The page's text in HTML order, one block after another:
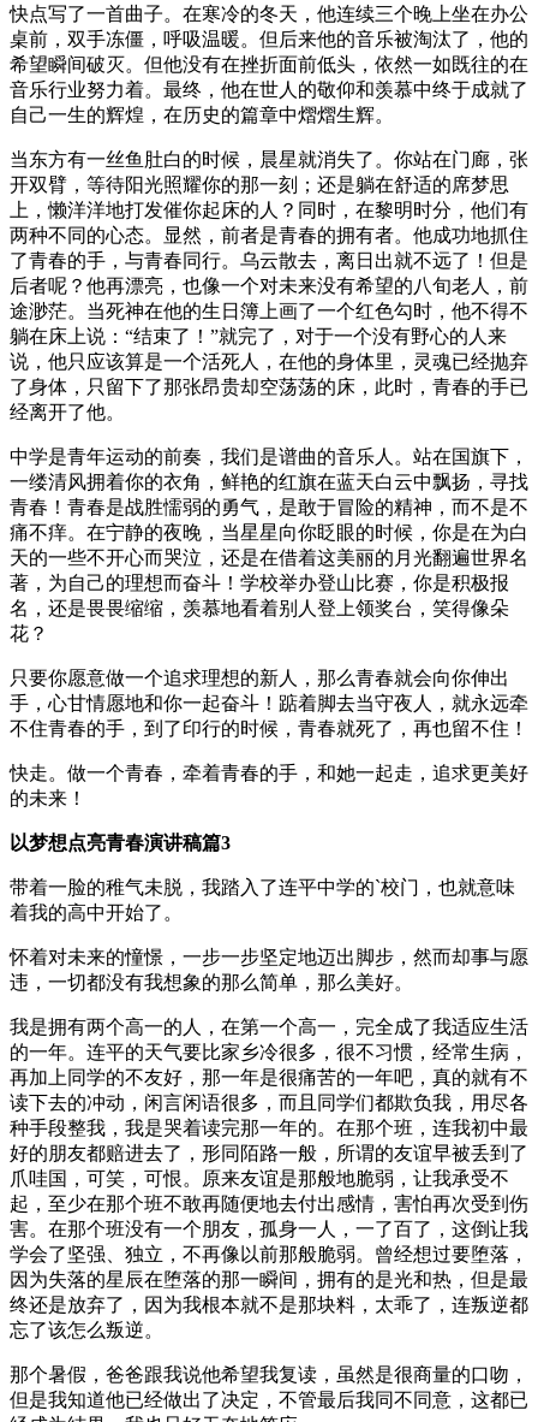
快点写了一首曲子。在寒冷的冬天，他连续三个晚上坐在办公
桌前，双手冻僵，呼吸温暖。但后来他的音乐被淘汰了，他的
希望瞬间破灭。但他没有在挫折面前低头，依然一如既往的在
音乐行业努力着。最终，他在世人的敬仰和羡慕中终于成就了
自己一生的辉煌，在历史的篇章中熠熠生辉。
当东方有一丝鱼肚白的时候，晨星就消失了。你站在门廊，张
开双臂，等待阳光照耀你的那一刻；还是躺在舒适的席梦思
上，懒洋洋地打发催你起床的人？同时，在黎明时分，他们有
两种不同的心态。显然，前者是青春的拥有者。他成功地抓住
了青春的手，与青春同行。乌云散去，离日出就不远了！但是
后者呢？他再漂亮，也像一个对未来没有希望的八旬老人，前
途渺茫。当死神在他的生日簿上画了一个红色勾时，他不得不
躺在床上说：“结束了！”就完了，对于一个没有野心的人来
说，他只应该算是一个活死人，在他的身体里，灵魂已经抛弃
了身体，只留下了那张昂贵却空荡荡的床，此时，青春的手已
经离开了他。
中学是青年运动的前奏，我们是谱曲的音乐人。站在国旗下，
一缕清风拥着你的衣角，鲜艳的红旗在蓝天白云中飘扬，寻找
青春！青春是战胜懦弱的勇气，是敢于冒险的精神，而不是不
痛不痒。在宁静的夜晚，当星星向你眨眼的时候，你是在为白
天的一些不开心而哭泣，还是在借着这美丽的月光翻遍世界名
著，为自己的理想而奋斗！学校举办登山比赛，你是积极报
名，还是畏畏缩缩，羡慕地看着别人登上领奖台，笑得像朵
花？
只要你愿意做一个追求理想的新人，那么青春就会向你伸出
手，心甘情愿地和你一起奋斗！踮着脚去当守夜人，就永远牵
不住青春的手，到了印行的时候，青春就死了，再也留不住！
快走。做一个青春，牵着青春的手，和她一起走，追求更美好
的未来！
以梦想点亮青春演讲稿篇3
带着一脸的稚气未脱，我踏入了连平中学的`校门，也就意味
着我的高中开始了。
怀着对未来的憧憬，一步一步坚定地迈出脚步，然而却事与愿
违，一切都没有我想象的那么简单，那么美好。
我是拥有两个高一的人，在第一个高一，完全成了我适应生活
的一年。连平的天气要比家乡冷很多，很不习惯，经常生病，
再加上同学的不友好，那一年是很痛苦的一年吧，真的就有不
读下去的冲动，闲言闲语很多，而且同学们都欺负我，用尽各
种手段整我，我是哭着读完那一年的。在那个班，连我初中最
好的朋友都赔进去了，形同陌路一般，所谓的友谊早被丢到了
爪哇国，可笑，可恨。原来友谊是那般地脆弱，让我承受不
起，至少在那个班不敢再随便地去付出感情，害怕再次受到伤
害。在那个班没有一个朋友，孤身一人，一了百了，这倒让我
学会了坚强、独立，不再像以前那般脆弱。曾经想过要堕落，
因为失落的星辰在堕落的那一瞬间，拥有的是光和热，但是最
终还是放弃了，因为我根本就不是那块料，太乖了，连叛逆都
忘了该怎么叛逆。
那个暑假，爸爸跟我说他希望我复读，虽然是很商量的口吻，
但是我知道他已经做出了决定，不管最后我同不同意，这都已